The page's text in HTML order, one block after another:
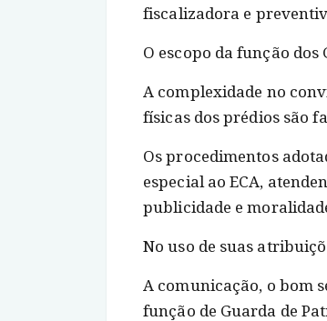
fiscalizadora e
O escopo da função
A complexidade no
físicas dos prédios são
Os procedimentos
especial ao ECA,
publicidade e
No uso de suas
A comunicação, o bom
função de Guarda de